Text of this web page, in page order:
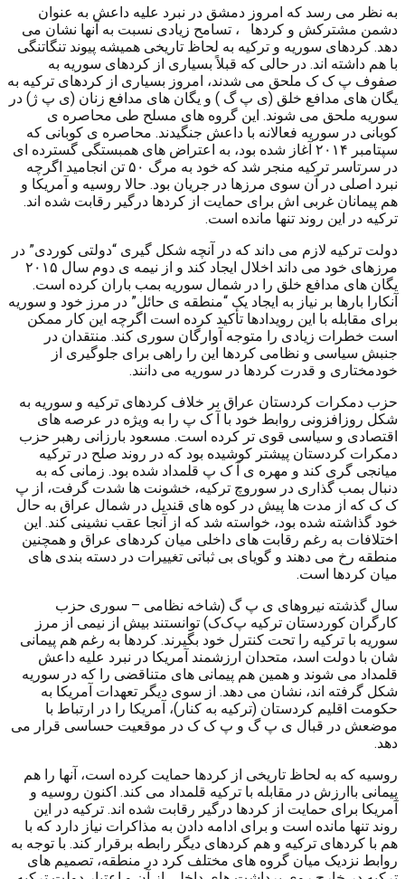
به نظر می رسد که امروز دمشق در نبرد علیه داعش به عنوان
دشمن مشترکش و کردها ‏‏ ‏ ‎، تسامح زیادی نسبت به آنها نشان می
دهد. کردهای سوریه و ترکیه به لحاظ تاریخی همیشه پیوند تنگاتنگی
با هم داشته اند. در حالی که قبلاً بسیاری از کردهای سوریه به
صفوف پ ک ک ملحق می شدند، امروز بسیاری از کردهای ترکیه به
یگان های مدافع خلق (ی پ گ ) و یگان های مدافع زنان (ی پ ژ) در
سوریه ملحق می شوند. این گروه های مسلح طی محاصره ی
کوبانی در سوریه فعالانه با داعش جنگیدند. محاصره ی کوبانی که
سپتامبر ۲۰۱۴ آغاز شده بود، به اعتراض های همبستگی گسترده ای
در سرتاسر ترکیه منجر شد که خود به مرگ ۵۰ تن انجامید اگرچه
نبرد اصلی در آن سوی مرزها در جریان بود. حالا روسیه و آمریکا و
هم پیمانان غربی اش برای حمایت از کردها درگیر رقابت شده اند.
ترکیه در این روند تنها مانده است.
دولت ترکیه لازم می داند که در آنچه شکل گیری “دولتی کوردی” در
مرزهای خود می داند اخلال ایجاد کند و از نیمه ی دوم سال ۲۰۱۵
یگان های مدافع خلق را در شمال سوریه بمب باران کرده است.
آنکارا بارها بر نیاز به ایجاد یک “منطقه ی حائل” در مرز خود و سوریه
برای مقابله با این رویدادها تأکید کرده است اگرچه این کار ممکن
است خطرات زیادی را متوجه آوارگان سوری کند. منتقدان در
جنبش سیاسی و نظامی کردها این را راهی برای جلوگیری از
خودمختاری و قدرت کردها در سوریه می دانند.
حزب دمکرات کردستان عراق بر خلاف کردهای ترکیه و سوریه به
شکل روزافزونی روابط خود با آ ک پ را به ویژه در عرصه های
اقتصادی و سیاسی قوی تر کرده است. مسعود بارزانی رهبر حزب
دمکرات کردستان پیشتر کوشیده بود که در روند صلح در ترکیه
میانجی گری کند و مهره ی آ ک پ قلمداد شده بود. زمانی که به
دنبال بمب گذاری در سوروچ ترکیه، خشونت ها شدت گرفت، از پ
ک ک که از مدت ها پیش در کوه های قندیل در شمال عراق به حال
خود گذاشته شده بود، خواسته شد که از آنجا عقب نشینی کند. این
اختلافات به رغم رقابت های داخلی میان کردهای عراق و همچنین
منطقه رخ می دهند و گویای بی ثباتی تغییرات در دسته بندی های
میان کردها است.
سال گذشته نیروهای ی پ گ (شاخه نظامی – سوری حزب
کارگران کوردستان ترکیه پ‌ک‌ک) توانستند بیش از نیمی از مرز
سوریه با ترکیه را تحت کنترل خود بگیرند. کردها به رغم هم پیمانی
شان با دولت اسد، متحدان ارزشمند آمریکا در نبرد علیه داعش
قلمداد می شوند و همین هم پیمانی های متناقضی را که در سوریه
شکل گرفته اند، نشان می دهد. از سوی دیگر تعهدات آمریکا به
حکومت اقلیم کردستان (ترکیه به کنار)، آمریکا را در ارتباط با
موضعش در قبال ی پ گ و پ ک ک در موقعیت حساسی قرار می
دهد.
روسیه که به لحاظ تاریخی از کردها حمایت کرده است، آنها را هم
پیمانی باارزش در مقابله با ترکیه قلمداد می کند. اکنون روسیه و
آمریکا برای حمایت از کردها درگیر رقابت شده اند. ترکیه در این
روند تنها مانده است و برای ادامه دادن به مذاکرات نیاز دارد که با
هم با کردهای ترکیه و هم کردهای دیگر رابطه برقرار کند. با توجه به
روابط نزدیک میان گروه های مختلف کرد در منطقه، تصمیم های